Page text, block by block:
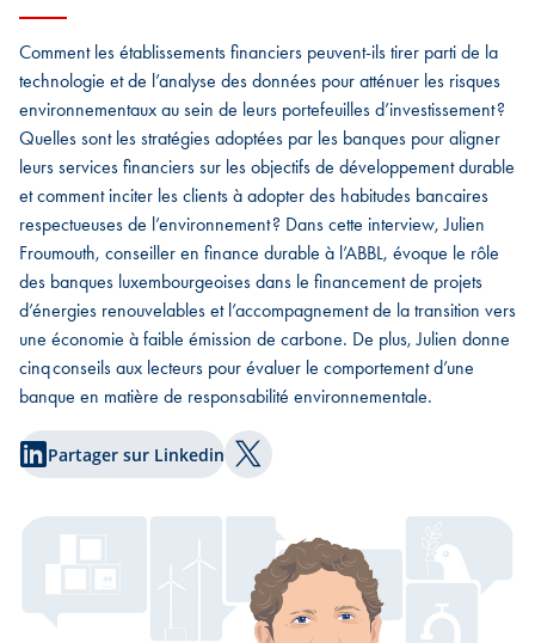
Comment les établissements financiers peuvent-ils tirer parti de la
technologie et de l’analyse des données pour atténuer les risques
environnementaux au sein de leurs portefeuilles d’investissement ?
Quelles sont les stratégies adoptées par les banques pour aligner
leurs services financiers sur les objectifs de développement durable
et comment inciter les clients à adopter des habitudes bancaires
respectueuses de l’environnement ? Dans cette interview, Julien
Froumouth, conseiller en finance durable à l’ABBL, évoque le rôle
des banques luxembourgeoises dans le financement de projets
d’énergies renouvelables et l’accompagnement de la transition vers
une économie à faible émission de carbone. De plus, Julien donne
cinq conseils aux lecteurs pour évaluer le comportement d’une
banque en matière de responsabilité environnementale.
Partager sur Linkedin Partager sur Twitter